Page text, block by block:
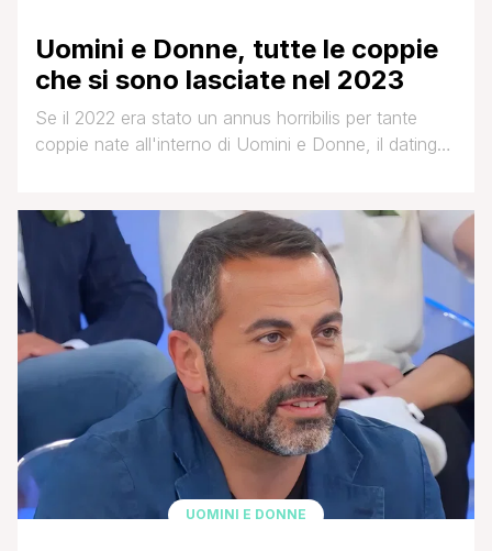
Uomini e Donne, tutte le coppie
che si sono lasciate nel 2023
Se il 2022 era stato un annus horribilis per tante
coppie nate all'interno di Uomini e Donne, il dating
(quando ancora erano sotto i petali!). Altre invece
inaspettate. Andiamo a vedere nel dettaglio chi ha
deciso di dirsi addio nell'anno [']
UOMINI E DONNE